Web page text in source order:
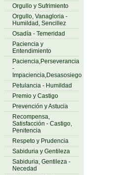
Orgullo y Sufrimiento
Orgullo, Vanagloria -
Humildad, Sencillez
Osadía - Temeridad
Paciencia y
Entendimiento
Paciencia,Perseverancia
-
Impaciencia,Desasosiego
Petulancia - Humildad
Premio y Castigo
Prevención y Astucia
Recompensa,
Satisfacción - Castigo,
Penitencia
Respeto y Prudencia
Sabiduria y Gentileza
Sabiduria, Gentileza -
Necedad